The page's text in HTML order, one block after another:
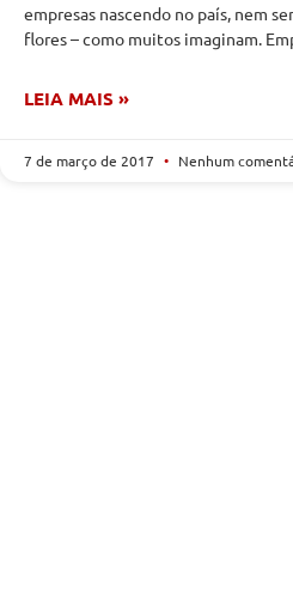
empresas nascendo no país, nem
flores – como muitos imaginam.
LEIA MAIS »
7 de março de 2017 Nenhum